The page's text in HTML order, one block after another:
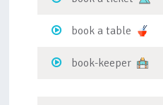
book a table
book-keeper